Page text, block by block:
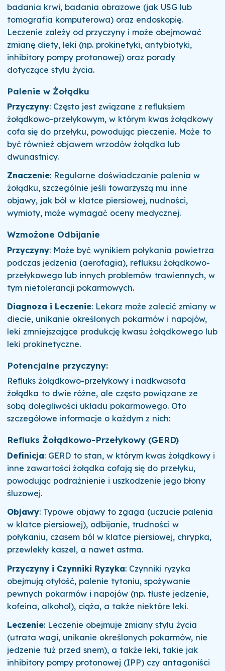
badania krwi, badania obrazowe (jak USG lub
tomografia komputerowa) oraz endoskopię.
Leczenie zależy od przyczyny i może obejmować
zmianę diety, leki (np. prokinetyki, antybiotyki,
inhibitory pompy protonowej) oraz porady
dotyczące stylu życia.
Palenie w Żołądku
Przyczyny: Często jest związane z refluksiem
żołądkowo-przełykowym, w którym kwas żołądkowy
cofa się do przełyku, powodując pieczenie. Może to
być również objawem wrzodów żołądka lub
dwunastnicy.
Znaczenie: Regularne doświadczanie palenia w
żołądku, szczególnie jeśli towarzyszą mu inne
objawy, jak ból w klatce piersiowej, nudności,
wymioty, może wymagać oceny medycznej.
Wzmożone Odbijanie
Przyczyny: Może być wynikiem połykania powietrza
podczas jedzenia (aerofagia), refluksu żołądkowo-
przełykowego lub innych problemów trawiennych, w
tym nietolerancji pokarmowych.
Diagnoza i Leczenie: Lekarz może zalecić zmiany w
diecie, unikanie określonych pokarmów i napojów,
leki zmniejszające produkcję kwasu żołądkowego lub
leki prokinetyczne.
Potencjalne przyczyny:
Refluks żołądkowo-przełykowy i nadkwasota
żołądka to dwie różne, ale często powiązane ze
sobą dolegliwości układu pokarmowego. Oto
szczegółowe informacje o każdym z nich:
Refluks Żołądkowo-Przełykowy (GERD)
Definicja: GERD to stan, w którym kwas żołądkowy i
inne zawartości żołądka cofają się do przełyku,
powodując podrażnienie i uszkodzenie jego błony
śluzowej.
Objawy: Typowe objawy to zgaga (uczucie palenia
w klatce piersiowej), odbijanie, trudności w
połykaniu, czasem ból w klatce piersiowej, chrypka,
przewlekły kaszel, a nawet astma.
Przyczyny i Czynniki Ryzyka: Czynniki ryzyka
obejmują otyłość, palenie tytoniu, spożywanie
pewnych pokarmów i napojów (np. tłuste jedzenie,
kofeina, alkohol), ciąża, a także niektóre leki.
Leczenie: Leczenie obejmuje zmiany stylu życia
(utrata wagi, unikanie określonych pokarmów, nie
jedzenie tuż przed snem), a także leki, takie jak
inhibitory pompy protonowej (IPP) czy antagoniści